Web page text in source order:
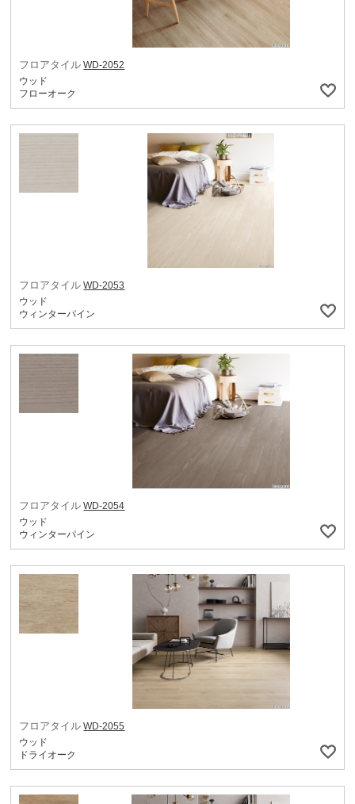
フロアタイル WD-2052
ウッド
フローオーク
フロアタイル WD-2053
ウッド
ウィンターパイン
フロアタイル WD-2054
ウッド
ウィンターパイン
フロアタイル WD-2055
ウッド
ドライオーク